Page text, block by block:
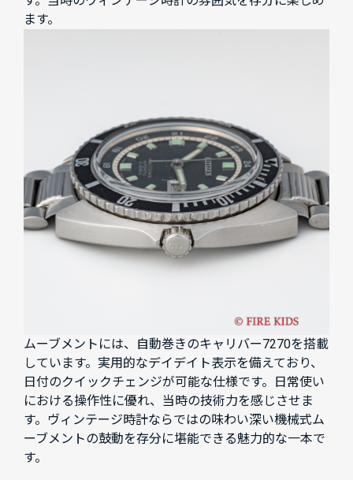
ます。
ムーブメントには、自動巻きのキャリバー7270を搭載
しています。実用的なデイデイト表示を備えており、
日付のクイックチェンジが可能な仕様です。日常使い
における操作性に優れ、当時の技術力を感じさせま
す。ヴィンテージ時計ならではの味わい深い機械式ム
ーブメントの鼓動を存分に堪能できる魅力的な一本で
す。